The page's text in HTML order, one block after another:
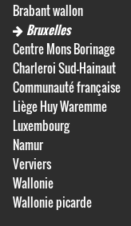
Brabant wallon
Bruxelles
Centre Mons Borinage
Charleroi Sud-Hainaut
Communauté française
Liège Huy Waremme
Luxembourg
Namur
Verviers
Wallonie
Wallonie picarde